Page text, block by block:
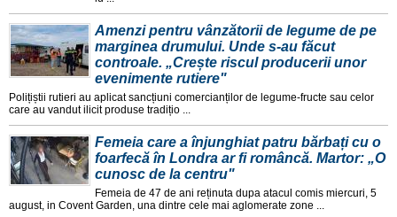
Amenzi pentru vânzătorii de legume de pe
marginea drumului. Unde s-au făcut
controale. „Crește riscul producerii unor
evenimente rutiere"
Polițiștii rutieri au aplicat sancțiuni comercianților de legume-fructe sau celor
care au vandut ilicit produse tradițio ...
Femeia care a înjunghiat patru bărbați cu o
foarfecă în Londra ar fi româncă. Martor: „O
cunosc de la centru"
Femeia de 47 de ani reținuta dupa atacul comis miercuri, 5
august, in Covent Garden, una dintre cele mai aglomerate zone ...